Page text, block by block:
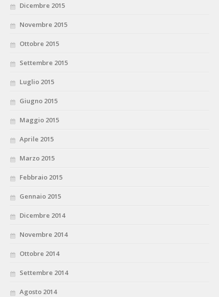
Dicembre 2015
Novembre 2015
Ottobre 2015
Settembre 2015
Luglio 2015
Giugno 2015
Maggio 2015
Aprile 2015
Marzo 2015
Febbraio 2015
Gennaio 2015
Dicembre 2014
Novembre 2014
Ottobre 2014
Settembre 2014
Agosto 2014